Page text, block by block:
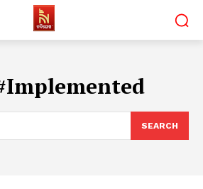
SEARCH